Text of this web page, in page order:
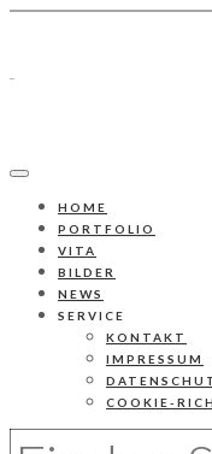
HOME
PORTFOLIO
VITA
BILDER
NEWS
SERVICE
KONTAKT
IMPRESSUM
COOKIE-